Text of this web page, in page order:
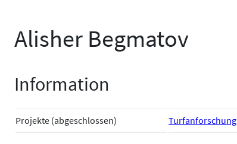
Alisher Begmatov
Information
Projekte (abgeschlossen) Turfanforschung